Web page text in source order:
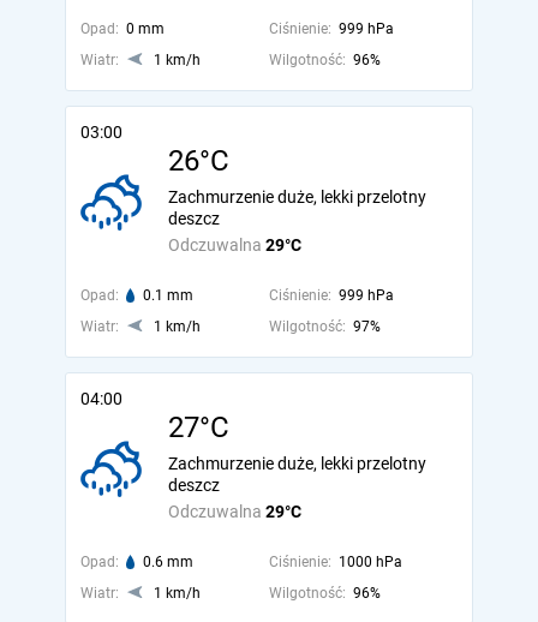
Opad: 0 mm Ciśnienie: 999 hPa
Wiatr:
1 km/h Wilgotność: 96%
03:00
26°C
Odczuwalna 29°C
Zachmurzenie duże, lekki przelotny
deszcz
Opad: 0.1 mm Ciśnienie: 999 hPa
Wiatr:
1 km/h Wilgotność: 97%
04:00
27°C
Odczuwalna 29°C
Zachmurzenie duże, lekki przelotny
deszcz
Opad: 0.6 mm Ciśnienie: 1000 hPa
Wiatr:
1 km/h Wilgotność: 96%